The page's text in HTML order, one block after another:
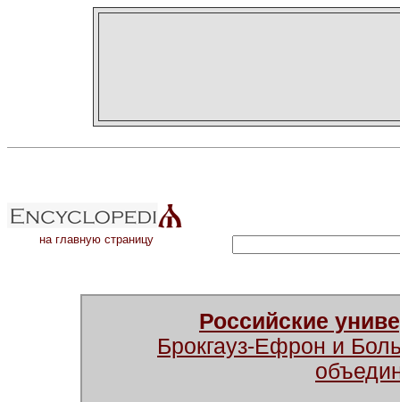
на главную страницу
Российские
Брокгауз-Ефрон и